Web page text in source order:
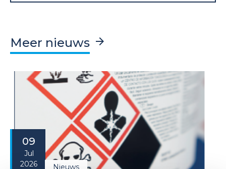
Meer nieuws
09
Jul
2026
Nieuws